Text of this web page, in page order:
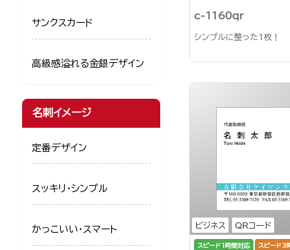
c-1160qr
シンプルに整った1枚！
ビジネス QRコード
スピード1時間対応 スピード3
サンクスカード
高級感溢れる金銀デザイン
名刺イメージ
定番デザイン
スッキリ・シンプル
かっこいい・スマート